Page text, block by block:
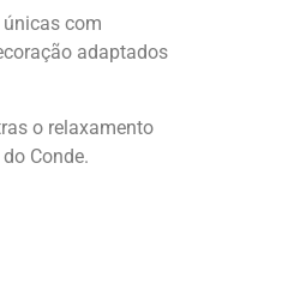
com
adaptados
o relaxamento
Conde.